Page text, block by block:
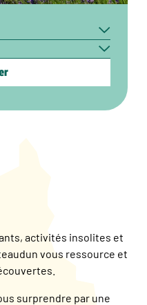
activités insolites et
vous ressource et
surprendre par une